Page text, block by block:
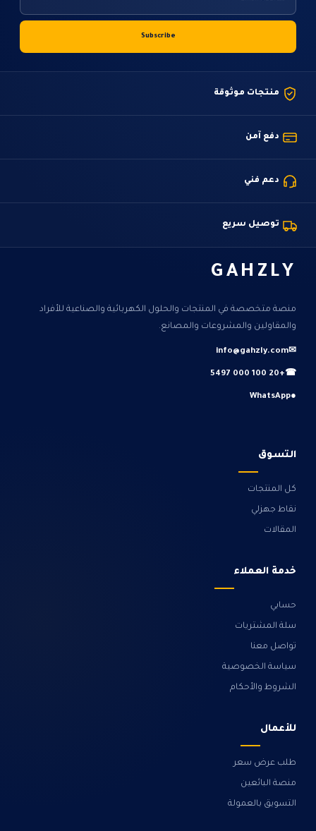
منتجات موثوقة
دفع آمن
دعم فني
توصيل سريع
GAHZLY
منصة متخصصة في المنتجات والحلول الكهربائية والصناعية للأفراد
والمقاولين والمشروعات والمصانع.
✉
info@gahzly.com
☎
+20 100 000 5497
●
WhatsApp
التسوق
كل المنتجات
نقاط جهزلي
المقالات
خدمة العملاء
حسابي
سلة المشتريات
تواصل معنا
سياسة الخصوصية
الشروط والأحكام
للأعمال
طلب عرض سعر
منصة البائعين
التسويق بالعمولة